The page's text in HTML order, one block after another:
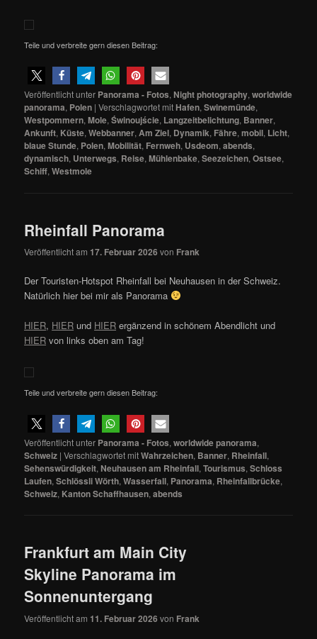
Teile und verbreite gern diesen Beitrag:
Veröffentlicht unter Panorama - Fotos, Night photography,worldwide
panorama, Polen |Verschlagwortet mit Hafen,Swinemünde,
Westpommern,Mole,Świnoujście, Langzeitbelichtung, Banner,
Ankunft, Küste,Webbanner, Am Ziel, Dynamik, Fähre,mobil, Licht,
blaue Stunde, Polen,Mobilität, Fernweh, Usdeom,abends,
dynamisch, Unterwegs, Reise,Mühlenbake,Seezeichen,Ostsee,
Schiff,Westmole
Rheinfall Panorama
Veröffentlicht am 17. Februar 2026 von Frank
Der Touristen-Hotspot Rheinfall bei Neuhausen in der Schweiz.
Natürlich hier bei mir als Panorama
HIER, HIER und HIER ergänzend in schönem Abendlicht und
HIER von links oben am Tag!
Teile und verbreite gern diesen Beitrag:
Veröffentlicht unter Panorama - Fotos,worldwide panorama,
Schweiz |Verschlagwortet mitWahrzeichen, Banner, Rheinfall,
Sehenswürdigkeit, Neuhausen am Rheinfall,Tourismus,Schloss
Laufen,Schlössli Wörth,Wasserfall, Panorama, Rheinfallbrücke,
Schweiz, Kanton Schaffhausen,abends
Frankfurt am Main City
Skyline Panorama im
Sonnenuntergang
Veröffentlicht am 11. Februar 2026 von Frank